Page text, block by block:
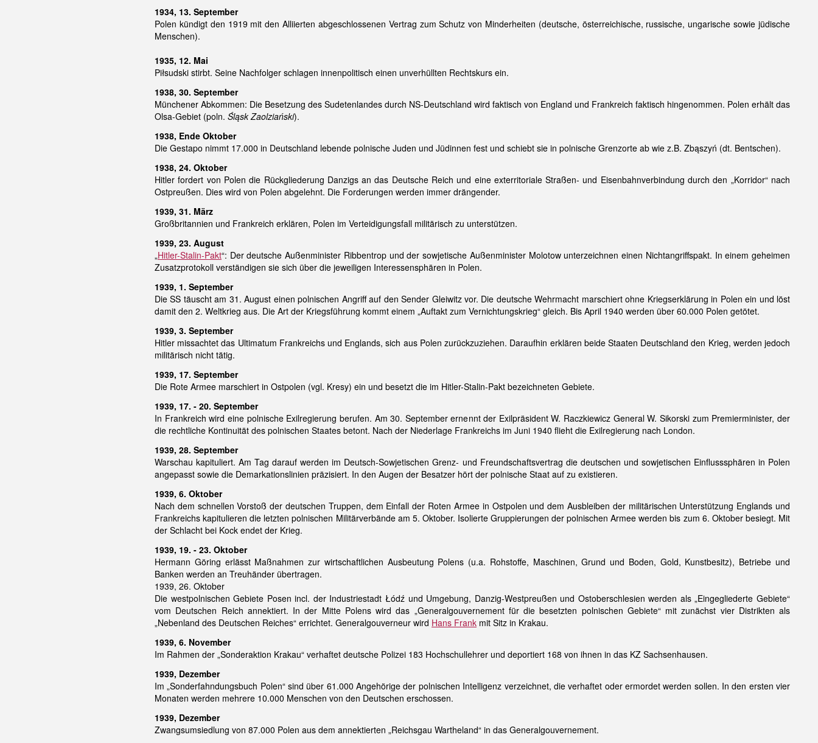
1934, 13. September
Polen kündigt den 1919 mit den Alliierten abgeschlossenen Vertrag zum Schutz von Minderheiten (deutsche, österreichische, russische, ungarische sowie jüdische
Menschen).
1935, 12. Mai
Piłsudski stirbt. Seine Nachfolger schlagen innenpolitisch einen unverhüllten Rechtskurs ein.
1938, 30. September
Münchener Abkommen: Die Besetzung des Sudetenlandes durch NS-Deutschland wird faktisch von England und Frankreich faktisch hingenommen. Polen erhält das
Olsa-Gebiet (poln. Śląsk Zaolziański).
1938, Ende Oktober
Die Gestapo nimmt 17.000 in Deutschland lebende polnische Juden und Jüdinnen fest und schiebt sie in polnische Grenzorte ab wie z.B. Zbąszyń (dt. Bentschen).
1938, 24. Oktober
Hitler fordert von Polen die Rückgliederung Danzigs an das Deutsche Reich und eine exterritoriale Straßen- und Eisenbahnverbindung durch den „Korridor“ nach
Ostpreußen. Dies wird von Polen abgelehnt. Die Forderungen werden immer drängender.
1939, 31. März
Großbritannien und Frankreich erklären, Polen im Verteidigungsfall militärisch zu unterstützen.
1939, 23. August
„Hitler-Stalin-Pakt“: Der deutsche Außenminister Ribbentrop und der sowjetische Außenminister Molotow unterzeichnen einen Nichtangriffspakt. In einem geheimen
Zusatzprotokoll verständigen sie sich über die jeweiligen Interessensphären in Polen.
1939, 1. September
Die SS täuscht am 31. August einen polnischen Angriff auf den Sender Gleiwitz vor. Die deutsche Wehrmacht marschiert ohne Kriegserklärung in Polen ein und löst
damit den 2. Weltkrieg aus. Die Art der Kriegsführung kommt einem „Auftakt zum Vernichtungskrieg“ gleich. Bis April 1940 werden über 60.000 Polen getötet.
1939, 3. September
Hitler missachtet das Ultimatum Frankreichs und Englands, sich aus Polen zurückzuziehen. Daraufhin erklären beide Staaten Deutschland den Krieg, werden jedoch
militärisch nicht tätig.
1939, 17. September
Die Rote Armee marschiert in Ostpolen (vgl. Kresy) ein und besetzt die im Hitler-Stalin-Pakt bezeichneten Gebiete.
1939, 17. - 20. September
In Frankreich wird eine polnische Exilregierung berufen. Am 30. September ernennt der Exilpräsident W. Raczkiewicz General W. Sikorski zum Premierminister, der
die rechtliche Kontinuität des polnischen Staates betont. Nach der Niederlage Frankreichs im Juni 1940 flieht die Exilregierung nach London.
1939, 28. September
Warschau kapituliert. Am Tag darauf werden im Deutsch-Sowjetischen Grenz- und Freundschaftsvertrag die deutschen und sowjetischen Einflusssphären in Polen
angepasst sowie die Demarkationslinien präzisiert. In den Augen der Besatzer hört der polnische Staat auf zu existieren.
1939, 6. Oktober
Nach dem schnellen Vorstoß der deutschen Truppen, dem Einfall der Roten Armee in Ostpolen und dem Ausbleiben der militärischen Unterstützung Englands und
Frankreichs kapitulieren die letzten polnischen Militärverbände am 5. Oktober. Isolierte Gruppierungen der polnischen Armee werden bis zum 6. Oktober besiegt. Mit
der Schlacht bei Kock endet der Krieg.
1939, 19. - 23. Oktober
Hermann Göring erlässt Maßnahmen zur wirtschaftlichen Ausbeutung Polens (u.a. Rohstoffe, Maschinen, Grund und Boden, Gold, Kunstbesitz), Betriebe und
Banken werden an Treuhänder übertragen.
1939, 26. Oktober
Die westpolnischen Gebiete Posen incl. der Industriestadt Łódź und Umgebung, Danzig-Westpreußen und Ostoberschlesien werden als „Eingegliederte Gebiete“
vom Deutschen Reich annektiert. In der Mitte Polens wird das „Generalgouvernement für die besetzten polnischen Gebiete“ mit zunächst vier Distrikten als
„Nebenland des Deutschen Reiches“ errichtet. Generalgouverneur wird Hans Frank mit Sitz in Krakau.
1939, 6. November
Im Rahmen der „Sonderaktion Krakau“ verhaftet deutsche Polizei 183 Hochschullehrer und deportiert 168 von ihnen in das KZ Sachsenhausen.
1939, Dezember
Im „Sonderfahndungsbuch Polen“ sind über 61.000 Angehörige der polnischen Intelligenz verzeichnet, die verhaftet oder ermordet werden sollen. In den ersten vier
Monaten werden mehrere 10.000 Menschen von den Deutschen erschossen.
1939, Dezember
Zwangsumsiedlung von 87.000 Polen aus dem annektierten „Reichsgau Wartheland“ in das Generalgouvernement.